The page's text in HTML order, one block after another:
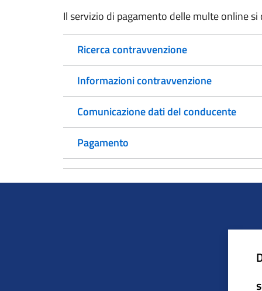
Il servizio di pagamento delle multe online
Ricerca contravvenzione
Informazioni contravvenzione
Comunicazione dati del conducente
Pagamento